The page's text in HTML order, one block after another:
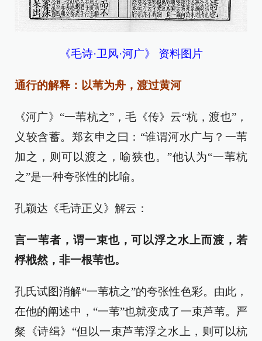
《毛诗·卫风·河广》 资料图片
通行的解释：以苇为舟，渡过黄河
《河广》“一苇杭之”，毛《传》云“杭，渡也”，
义较含蓄。郑玄申之曰：“谁谓河水广与？一苇
加之，则可以渡之，喻狭也。”他认为“一苇杭
之”是一种夸张性的比喻。
孔颖达《毛诗正义》解云：
言一苇者，谓一束也，可以浮之水上而渡，若
桴栰然，非一根苇也。
孔氏试图消解“一苇杭之”的夸张性色彩。由此，
在他的阐述中，“一苇”也就变成了一束芦苇。严
粲《诗缉》“但以一束芦苇浮之水上，则可以杭